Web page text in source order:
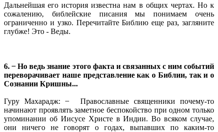
Дальнейшая его история известна нам в общих чертах. Но к
сожалению, библейские писания мы понимаем очень
ограниченно и узко. Перечитайте Библию еще раз, загляните
глубже! Это - Веды.
6.̶Но ведь знание этого факта и связанных с ним событий
переворачивает наше представление как о Библии, так и о
Сознании Кришны...
Гуру Махарадж: ̶ Православные священники почему-то
начинают проявлять заметное беспокойство при одном только
упоминании об Иисусе Христе в Индии. Во всяком случае,
они ничего не говорят о годах, выпавших по каким-то